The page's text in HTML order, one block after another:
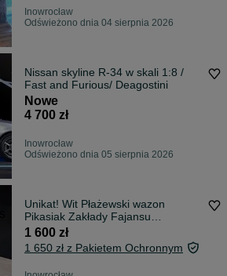
Inowrocław
Odświeżono dnia 04 sierpnia 2026
Nissan skyline R-34 w skali 1:8 /
Fast and Furious/ Deagostini
Nowe
4 700 zł
Inowrocław
Odświeżono dnia 05 sierpnia 2026
Unikat! Wit Płażewski wazon
Pikasiak Zakłady Fajansu
Włocławek 22 cm
1 600 zł
1 650 zł z Pakietem Ochronnym